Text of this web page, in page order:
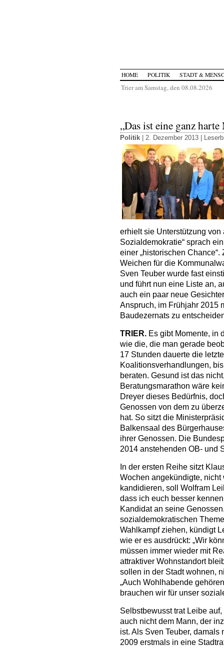
HOME POLITIK STADT &
Trier am Samstag, den 08.08.2026
„Das ist eine ganz
Politik | 2. Dezember 2013 |
erhielt sie Unterstützung von
Sozialdemokratie“ sprach
einer „historischen
Weichen für die
Sven Teuber wurde fast
und führt nun eine Liste an,
auch ein paar neue
Anspruch, im Frühjahr 2015
Baudezernats zu
TRIER. Es gibt Momente, in
wie die, die man gerade
17 Stunden dauerte die
Koalitionsverhandlungen,
beraten. Gesund ist das
Beratungsmarathon wäre
Dreyer dieses Bedürfnis,
Genossen von dem zu
hat. So sitzt die
Balkensaal des
ihrer Genossen. Die
2014 anstehenden OB- und
In der ersten Reihe sitzt
Wochen angekündigte, nicht
kandidieren, soll Wolfram
dass ich euch besser
Kandidat an seine
sozialdemokratischen
Wahlkampf ziehen, kündigt
wie er es ausdrückt: „Wir
müssen immer wieder mit
attraktiver Wohnstandort
sollen in der Stadt wohnen,
„Auch Wohlhabende
brauchen wir für unser
Selbstbewusst trat Leibe
auch nicht dem Mann, der
ist. Als Sven Teuber,
2009 erstmals in eine